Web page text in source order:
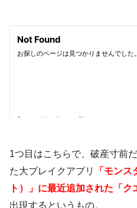
1つ目はこちらで、破産寸前
た大ブレイクアプリ
「モン
ト）」に最近追加された「ク
出現するというもの。